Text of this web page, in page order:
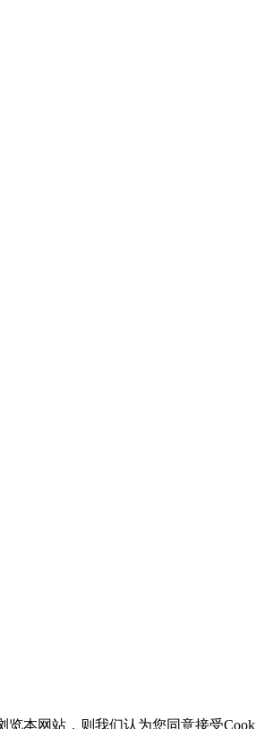
本网站，则我们认为您同意接受